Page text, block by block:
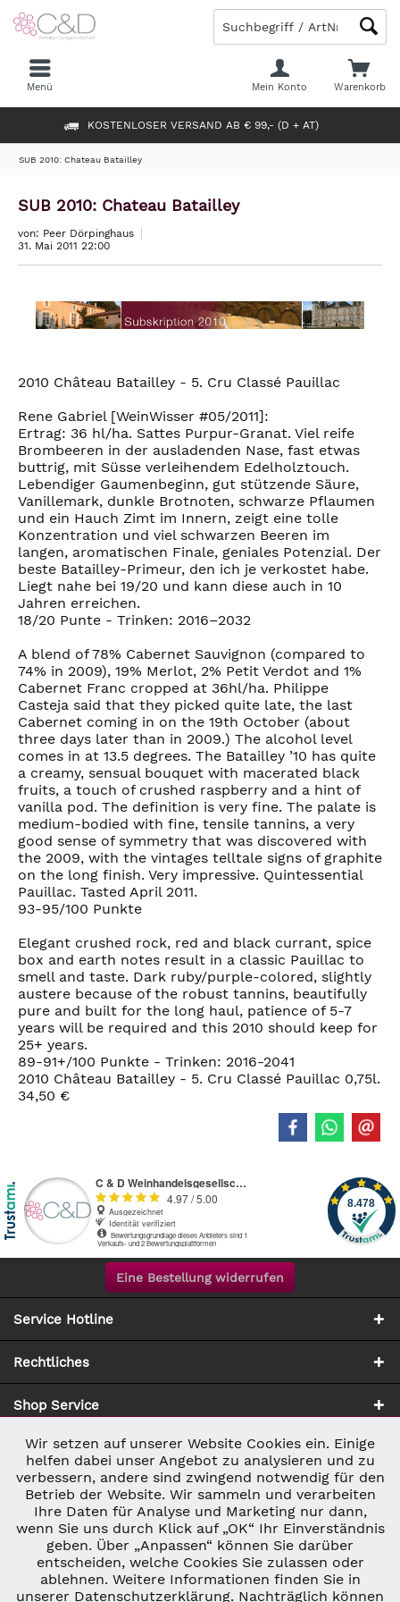
KOSTENLOSER VERSAND AB € 99,- (D + AT)
Warenkorb
Mein Konto
Menü
SUB 2010: Chateau Batailley
SUB 2010: Chateau Batailley
von: Peer Dörpinghaus
31. Mai 2011 22:00
2010 Château Batailley - 5. Cru Classé Pauillac
Rene Gabriel [WeinWisser #05/2011]:
Ertrag: 36 hl/ha. Sattes Purpur-Granat. Viel reife
Brombeeren in der ausladenden Nase, fast etwas
buttrig, mit Süsse verleihendem Edelholztouch.
Lebendiger Gaumenbeginn, gut stützende Säure,
Vanillemark, dunkle Brotnoten, schwarze Pflaumen
und ein Hauch Zimt im Innern, zeigt eine tolle
Konzentration und viel schwarzen Beeren im
langen, aromatischen Finale, geniales Potenzial. Der
beste Batailley-Primeur, den ich je verkostet habe.
Liegt nahe bei 19/20 und kann diese auch in 10
Jahren erreichen.
18/20 Punte - Trinken: 2016–2032
A blend of 78% Cabernet Sauvignon (compared to
74% in 2009), 19% Merlot, 2% Petit Verdot and 1%
Cabernet Franc cropped at 36hl/ha. Philippe
Casteja said that they picked quite late, the last
Cabernet coming in on the 19th October (about
three days later than in 2009.) The alcohol level
comes in at 13.5 degrees. The Batailley ’10 has quite
a creamy, sensual bouquet with macerated black
fruits, a touch of crushed raspberry and a hint of
vanilla pod. The definition is very fine. The palate is
medium-bodied with fine, tensile tannins, a very
good sense of symmetry that was discovered with
the 2009, with the vintages telltale signs of graphite
on the long finish. Very impressive. Quintessential
Pauillac. Tasted April 2011.
93-95/100 Punkte
Elegant crushed rock, red and black currant, spice
box and earth notes result in a classic Pauillac to
smell and taste. Dark ruby/purple-colored, slightly
austere because of the robust tannins, beautifully
pure and built for the long haul, patience of 5-7
years will be required and this 2010 should keep for
25+ years.
89-91+/100 Punkte - Trinken: 2016-2041
2010 Château Batailley - 5. Cru Classé Pauillac 0,75l.
34,50 €
Eine Bestellung widerrufen
Service Hotline
Rechtliches
Shop Service
Zahlung & Versand
* ALLE PREISE INKL. GESETZL. UMSATZSTEUER ZZGL.
VERSANDKOSTEN UND GGF. NACHNAHMEGEBÜHREN, WENN NICHT
Notwendig Aktiv
Marketing Inaktiv
Tracking Inaktiv
Wir setzen auf unserer Website Cookies ein. Einige
helfen dabei unser Angebot zu analysieren und zu
verbessern, andere sind zwingend notwendig für den
Betrieb der Website. Wir sammeln und verarbeiten
Ihre Daten für Analyse und Marketing nur dann,
wenn Sie uns durch Klick auf „OK“ Ihr Einverständnis
geben. Über „Anpassen“ können Sie darüber
entscheiden, welche Cookies Sie zulassen oder
ablehnen. Weitere Informationen finden Sie in
unserer Datenschutzerklärung. Nachträglich können